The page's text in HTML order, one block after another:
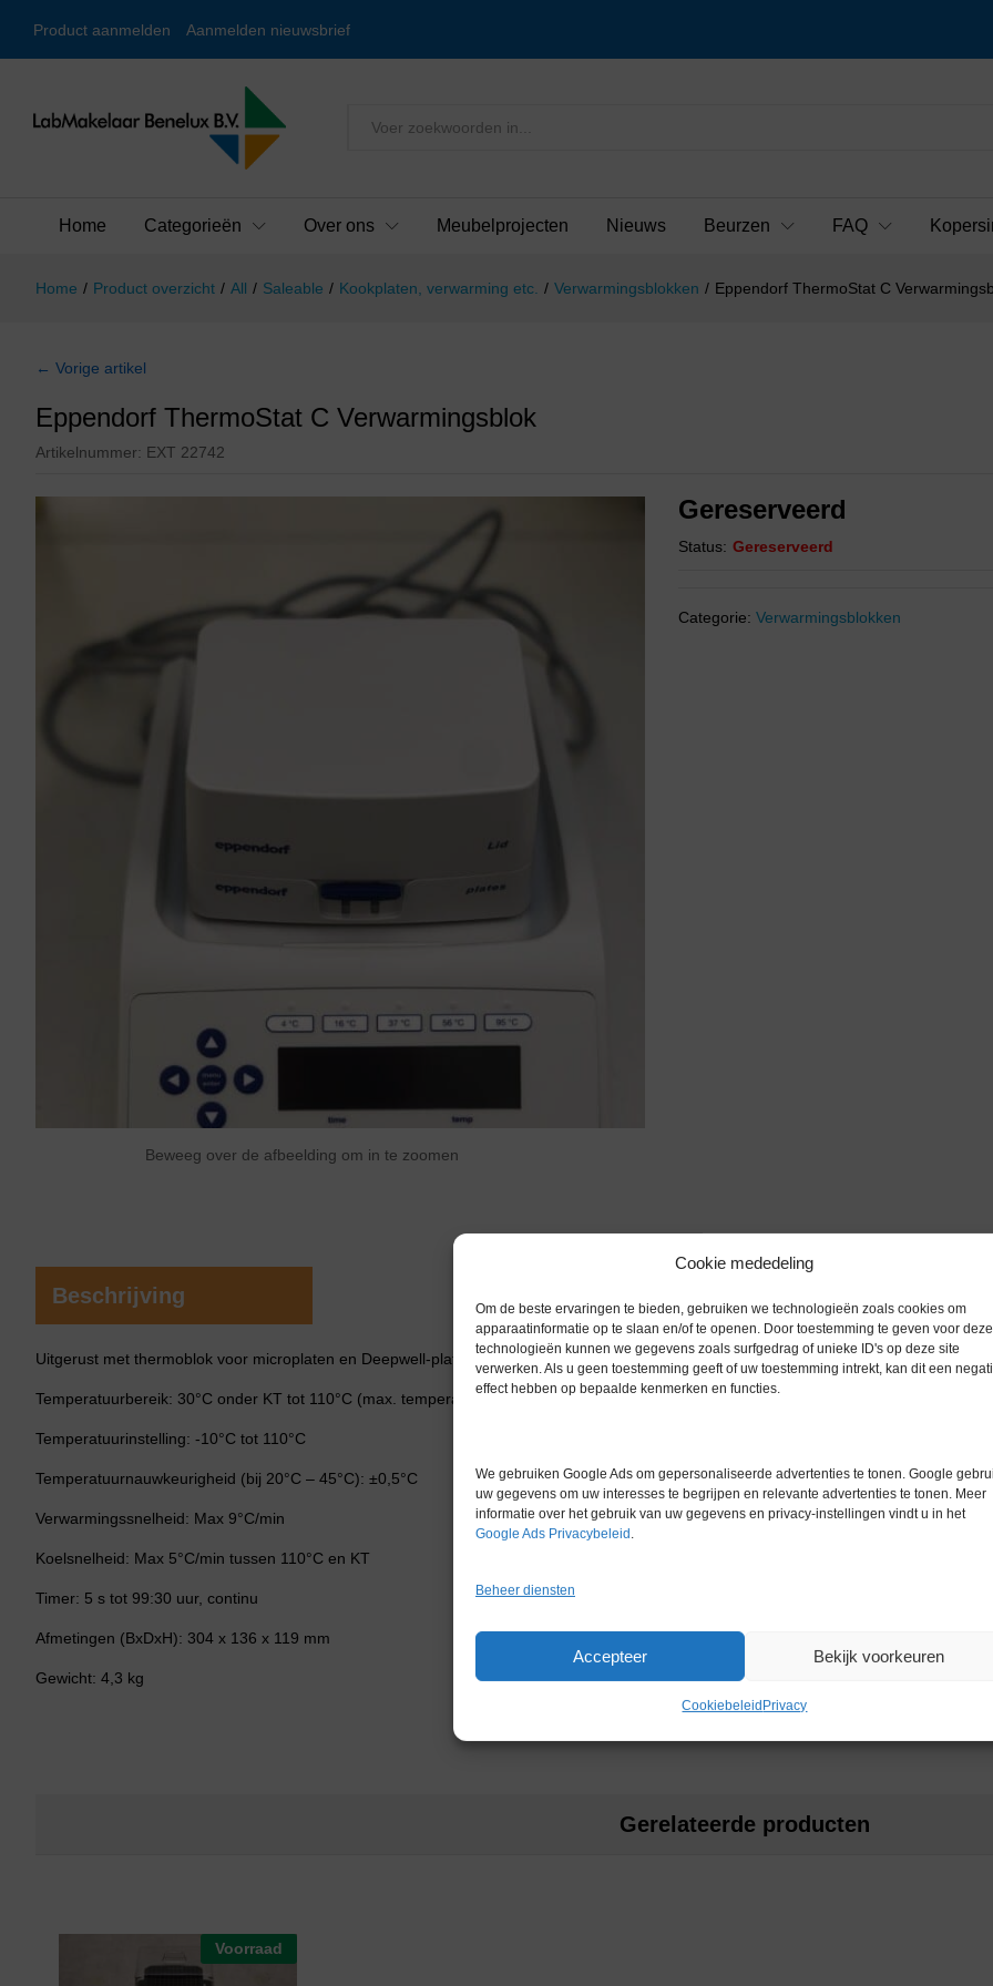
Cookie mededeling
Om de beste ervaringen te bieden, gebruiken we technologieën zoals cookies om
apparaatinformatie op te slaan en/of te openen. Door toestemming te geven voor deze
technologieën kunnen we gegevens zoals surfgedrag of unieke ID's op deze site
verwerken. Als u geen toestemming geeft of uw toestemming intrekt, kan dit een
effect hebben op bepaalde kenmerken en functies.
We gebruiken Google Ads om gepersonaliseerde advertenties te tonen. Google
uw gegevens om uw interesses te begrijpen en relevante advertenties te tonen. Meer
informatie over het gebruik van uw gegevens en privacy-instellingen vindt u in het
Google Ads Privacybeleid
Beheer diensten
Accepteer Bekijk voorkeuren
Cookiebeleid Privacy
Product aanmelden Aanmelden nieuwsbrief
Alles
Home Categorieën Over ons Meubelprojecten Nieuws Beurzen FAQ
Home / Product overzicht / All / Saleable / Kookplaten, verwarming etc. / Verwarmingsblokken / Eppendorf ThermoStat C
← Vorige artikel
Eppendorf ThermoStat C Verwarmingsblok
Artikelnummer: EXT 22742
Beweeg over de afbeelding om in te zoomen
Gereserveerd
Status: Gereserveerd
Categorie:Verwarmingsblokken
Beschrijving
Uitgerust met thermoblok voor microplaten en Deepwell-platen.
Temperatuurbereik: 30°C onder KT tot 110°C (max. temperatuur thermoblok 100°C)
Temperatuurinstelling: -10°C tot 110°C
Temperatuurnauwkeurigheid (bij 20°C – 45°C): ±0,5°C
Verwarmingssnelheid: Max 9°C/min
Koelsnelheid: Max 5°C/min tussen 110°C en KT
Timer: 5 s tot 99:30 uur, continu
Afmetingen (BxDxH): 304 x 136 x 119 mm
Gewicht: 4,3 kg
Gewicht 0,0 kg
Merk Eppendorf
Gerelateerde producten
Voorraad